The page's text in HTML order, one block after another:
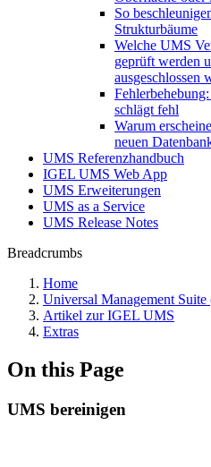
So
Strukturbäume
Welche UMS
geprüft werden
ausgeschlossen
schlägt fehl
Warum
neuen
UMS Referenzhandbuch
IGEL UMS Web App
UMS Erweiterungen
UMS as a Service
UMS Release Notes
Breadcrumbs
Home
Universal Management
Artikel zur IGEL UMS
Extras
On this Page
UMS bereinigen